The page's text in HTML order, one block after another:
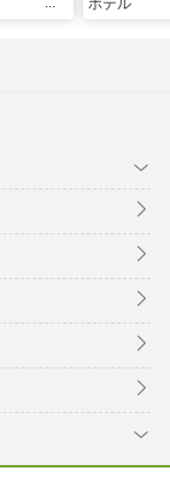
ホテル